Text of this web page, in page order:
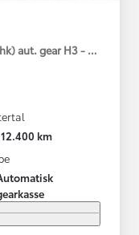
aut. gear H3 - Comfort
km